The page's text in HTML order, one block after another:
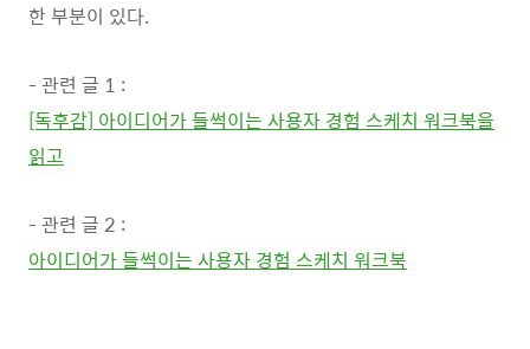
한 부분이 있다.
- 관련 글 1 :
[독후감] 아이디어가 들썩이는 사용자 경험 스케치 워크북을
읽고
- 관련 글 2 :
아이디어가 들썩이는 사용자 경험 스케치 워크북